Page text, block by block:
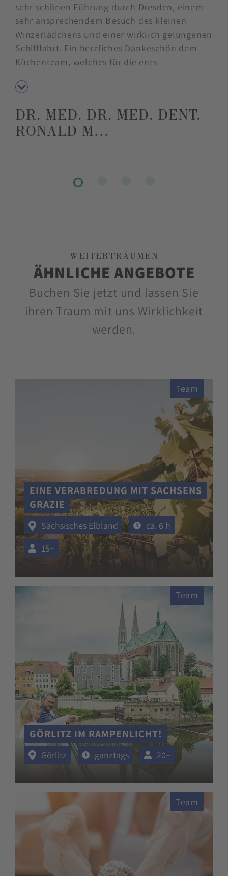
sehr schönen Führung durch Dresden, einem
sehr ansprechendem Besuch des kleinen
Winzerlädchens und einer wirklich gelungenen
Schifffahrt. Ein herzliches Dankeschön dem
Küchenteam, welches für die ents
DR. MED. DR. MED. DENT.
RONALD M…
WEITERTRÄUMEN
ÄHNLICHE ANGEBOTE
Buchen Sie jetzt und lassen Sie
ihren Traum mit uns Wirklichkeit
werden.
Team
EINE VERABREDUNG MIT SACHSENS
GRAZIE
Sächsisches Elbland
ca. 6 h
15+
Team
GÖRLITZ IM RAMPENLICHT!
Görlitz ganztags 20+
Team